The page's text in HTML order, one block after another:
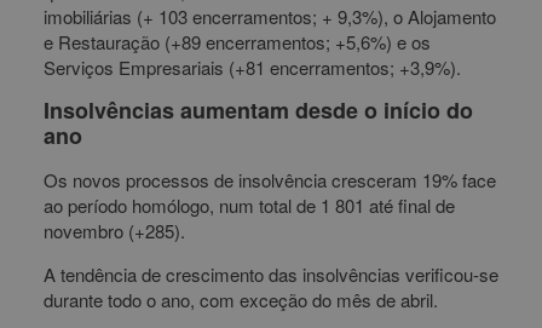
imobiliárias (+ 103 encerramentos; + 9,3%), o Alojamento
e Restauração (+89 encerramentos; +5,6%) e os
Serviços Empresariais (+81 encerramentos; +3,9%).
Insolvências aumentam desde o início do
ano
Os novos processos de insolvência cresceram 19% face
ao período homólogo, num total de 1 801 até final de
novembro (+285).
A tendência de crescimento das insolvências verificou-se
durante todo o ano, com exceção do mês de abril.